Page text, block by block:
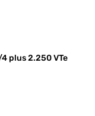
plus 2.250 VTe